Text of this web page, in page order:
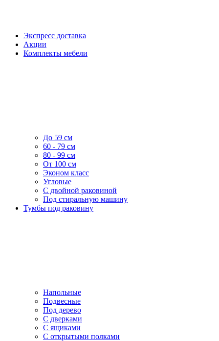
Экспресс доставка
Акции
Комплекты мебели
До 59 см
60 - 79 см
80 - 99 см
От 100 см
Эконом класс
Угловые
С двойной раковиной
Под стиральную машину
Тумбы под раковину
Напольные
Подвесные
Под дерево
С дверками
С ящиками
С открытыми полками